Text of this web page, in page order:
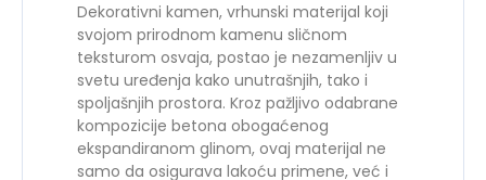
Dekorativni kamen, vrhunski materijal koji
svojom prirodnom kamenu sličnom
teksturom osvaja, postao je nezamenljiv u
svetu uređenja kako unutrašnjih, tako i
spoljašnjih prostora. Kroz pažljivo odabrane
kompozicije betona obogaćenog
ekspandiranom glinom, ovaj materijal ne
samo da osigurava lakoću primene, već i